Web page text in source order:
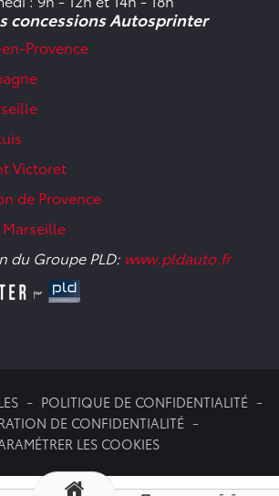
concessions Autosprinter
Provence
Victoret
de Provence
du Groupe PLD: www.pldauto.fr
POLITIQUE DE CONFIDENTIALITÉ
DE CONFIDENTIALITÉ
LES COOKIES